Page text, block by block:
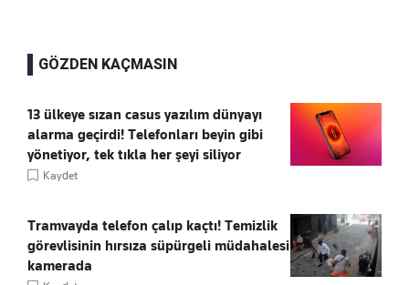
GÖZDEN KAÇMASIN
13 ülkeye sızan casus yazılım dünyayı
alarma geçirdi! Telefonları beyin gibi
yönetiyor, tek tıkla her şeyi siliyor
Kaydet
Tramvayda telefon çalıp kaçtı! Temizlik
görevlisinin hırsıza süpürgeli müdahalesi
kamerada